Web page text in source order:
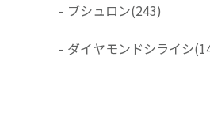
- ブシュロン(243)
- ダイヤモンドシライシ